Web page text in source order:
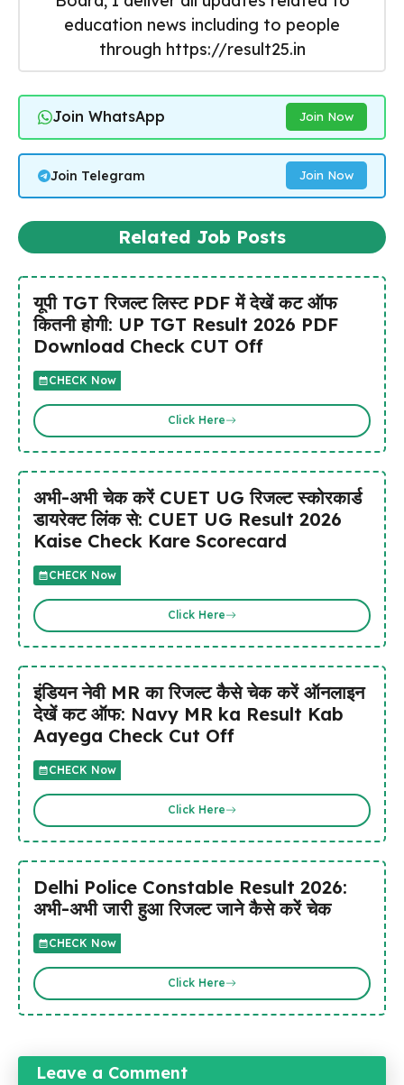
education news including to people
through https://result25.in
Join WhatsApp Join Now
Join Telegram Join Now
Related Job Posts
यूपी TGT रिजल्ट लिस्ट PDF में देखें कट ऑफ
कितनी होगी: UP TGT Result 2026 PDF
Download Check CUT Off
CHECK Now
Click Here
अभी-अभी चेक करें CUET UG रिजल्ट स्कोरकार्ड
डायरेक्ट लिंक से: CUET UG Result 2026
Kaise Check Kare Scorecard
CHECK Now
Click Here
इंडियन नेवी MR का रिजल्ट कैसे चेक करें ऑनलाइन
देखें कट ऑफ: Navy MR ka Result Kab
Aayega Check Cut Off
CHECK Now
Click Here
Delhi Police Constable Result 2026:
अभी-अभी जारी हुआ रिजल्ट जाने कैसे करें चेक
CHECK Now
Click Here
Leave a Comment